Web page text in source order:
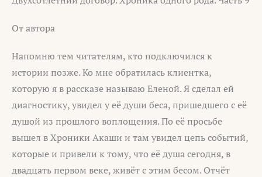
От автора
Напомню тем читателям, кто подключился к
истории позже. Ко мне обратилась клиентка,
которую я в рассказе называю Еленой. Я сделал ей
диагностику, увидел у её души беса, пришедшего с её
душой из прошлого воплощения. По её просьбе
вышел в Хроники Акаши и там увидел цепь событий,
которые и привели к тому, что её душа сегодня, в
двадцать первом веке, живёт с этим бесом. Отчёт